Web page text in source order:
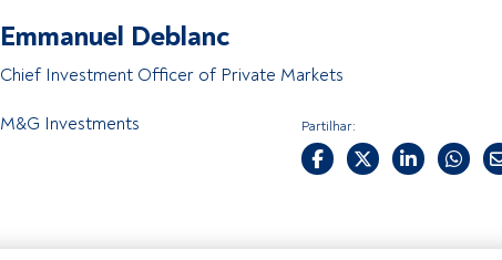
Emmanuel Deblanc
Chief Investment Officer of Private Markets
M&G Investments Partilhar: